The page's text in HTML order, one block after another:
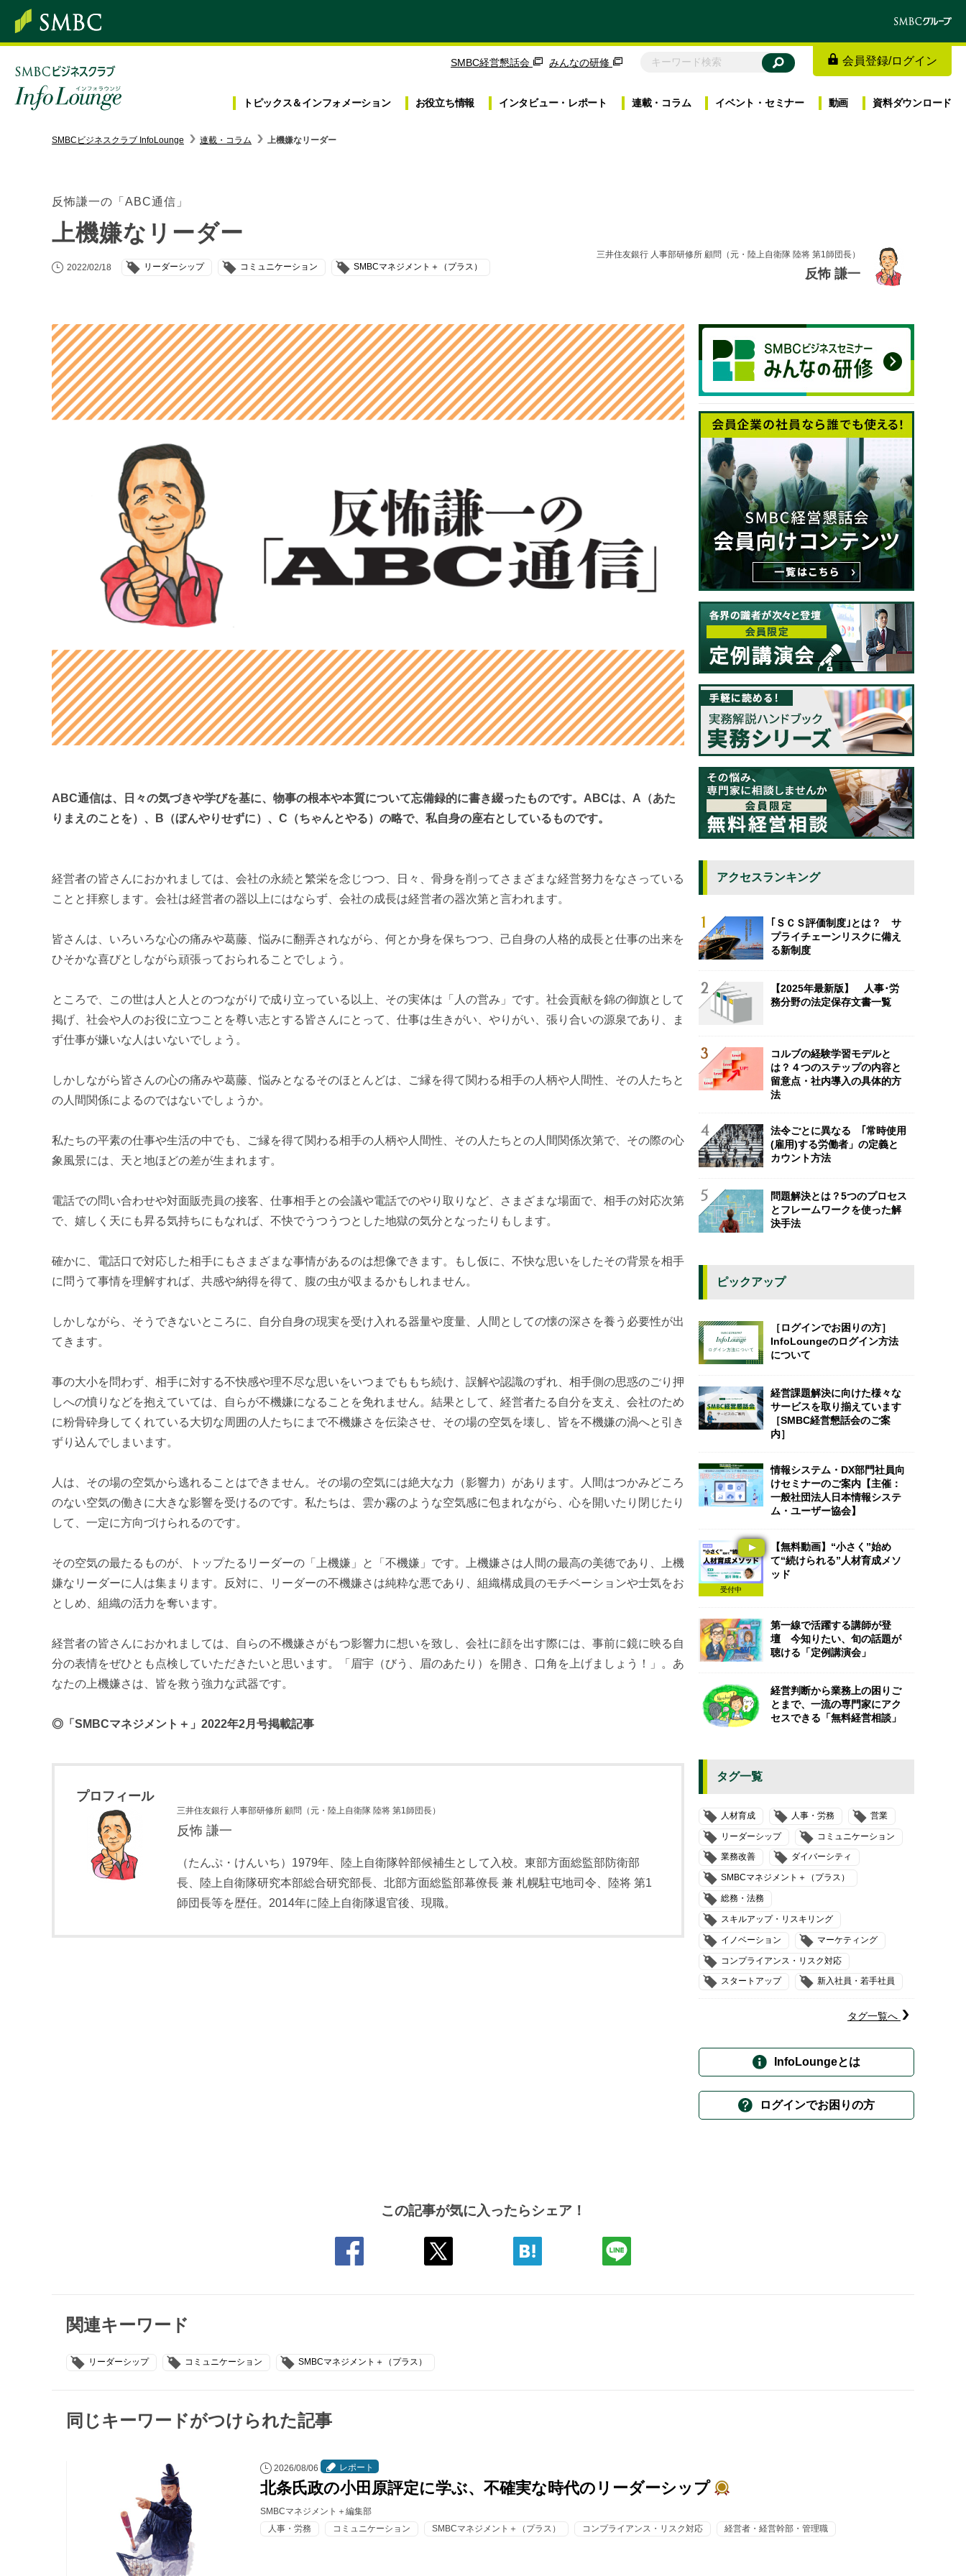
SMBC経営懇話会 みんなの研修 会員登録/ログイン
トピックス＆インフォメーション お役立ち情報 インタビュー・ レポート 連載・ コラム イベント・ セミナー 動画 資料ダウンロード
トピックス＆インフォメーション
連載・コラム
イベント・セミナー
本サイトのご利用にあたって
SMBCビジネスクラブ InfoLounge 連載・コラム 上機嫌なリーダー
反怖謙一の「ABC通信」
上機嫌なリーダー
2022/02/18 リーダーシップ コミュニケーション SMBCマネジメント＋（プラス）
三井住友銀行 人事部研修所 顧問（元・陸上自衛隊 陸将 第1師団長）
反怖 謙一
ABC通信は、日々の気づきや学びを基に、物事の根本や本質について忘備録的に書き綴ったものです。ABCは、A（あた
りまえのことを）、B（ぼんやりせずに）、C（ちゃんとやる）の略で、私自身の座右としているものです。
経営者の皆さんにおかれましては、会社の永続と繁栄を念じつつ、日々、骨身を削ってさまざまな経営努力をなさっている
ことと拝察します。会社は経営者の器以上にはならず、会社の成長は経営者の器次第と言われます。
皆さんは、いろいろな心の痛みや葛藤、悩みに翻弄されながら、何とか身を保ちつつ、己自身の人格的成長と仕事の出来を
ひそかな喜びとしながら頑張っておられることでしょう。
ところで、この世は人と人とのつながりで成り立っている以上、その実体は「人の営み」です。社会貢献を錦の御旗として
掲げ、社会や人のお役に立つことを尊い志とする皆さんにとって、仕事は生きがい、やりがい、張り合いの源泉であり、ま
ず仕事が嫌いな人はいないでしょう。
しかしながら皆さんの心の痛みや葛藤、悩みとなるそのほとんどは、ご縁を得て関わる相手の人柄や人間性、その人たちと
の人間関係によるのではないでしょうか。
私たちの平素の仕事や生活の中でも、ご縁を得て関わる相手の人柄や人間性、その人たちとの人間関係次第で、その際の心
象風景には、天と地ほどの差が生まれます。
電話での問い合わせや対面販売員の接客、仕事相手との会議や電話でのやり取りなど、さまざまな場面で、相手の対応次第
で、嬉しく天にも昇る気持ちにもなれば、不快でうつうつとした地獄の気分となったりもします。
確かに、電話口で対応した相手にもさまざまな事情があるのは想像できます。もし仮に、不快な思いをしたその背景を相手
に問うて事情を理解すれば、共感や納得を得て、腹の虫が収まるかもしれません。
しかしながら、そうできないところに、自分自身の現実を受け入れる器量や度量、人間としての懐の深さを養う必要性が出
てきます。
事の大小を問わず、相手に対する不快感や理不尽な思いをいつまでももち続け、誤解や認識のずれ、相手側の思惑のごり押
しへの憤りなどを抱えていては、自らが不機嫌になることを免れません。結果として、経営者たる自分を支え、会社のため
に粉骨砕身してくれている大切な周囲の人たちにまで不機嫌さを伝染させ、その場の空気を壊し、皆を不機嫌の渦へと引き
ずり込んでしまいます。
人は、その場の空気から逃れることはできません。その場の空気には絶大な力（影響力）があります。人間はつかみどころ
のない空気の働きに大きな影響を受けるのです。私たちは、雲か霧のような空気感に包まれながら、心を開いたり閉じたり
して、一定に方向づけられるのです。
その空気の最たるものが、トップたるリーダーの「上機嫌」と「不機嫌」です。上機嫌さは人間の最高の美徳であり、上機
嫌なリーダーに人は集まります。反対に、リーダーの不機嫌さは純粋な悪であり、組織構成員のモチベーションや士気をお
としめ、組織の活力を奪います。
経営者の皆さんにおかれましては、自らの不機嫌さがもつ影響力に想いを致し、会社に顔を出す際には、事前に鏡に映る自
分の表情をぜひとも点検していただきたいと思います。「眉宇（びう、眉のあたり）を開き、口角を上げましょう！」。あ
なたの上機嫌さは、皆を救う強力な武器です。
◎「SMBCマネジメント＋」2022年2月号掲載記事
プロフィール
三井住友銀行 人事部研修所 顧問（元・陸上自衛隊 陸将 第1師団長）
反怖 謙一
（たんぷ・けんいち）1979年、陸上自衛隊幹部候補生として入校。東部方面総監部防衛部
長、陸上自衛隊研究本部総合研究部長、北部方面総監部幕僚長 兼 札幌駐屯地司令、陸将 第1
師団長等を歴任。2014年に陸上自衛隊退官後、現職。
この記事が気に入ったらシェア！
関連キーワード
リーダーシップ コミュニケーション SMBCマネジメント＋（プラス）
同じキーワードがつけられた記事
2026/08/06 レポート
北条氏政の小田原評定に学ぶ、不確実な時代のリーダーシップ
SMBCマネジメント＋編集部
人事・労務
コミュニケーション SMBCマネジメント＋（プラス） コンプライアンス・リスク対応 経営者・経営幹部・管理職
アクセスランキング
｢ＳＣＳ評価制度｣とは？ サ
プライチェーンリスクに備え
る新制度
【2025年最新版】 人事･労
務分野の法定保存文書一覧
コルブの経験学習モデルと
は？４つのステップの内容と
留意点・社内導入の具体的方
法
法令ごとに異なる ｢常時使用
(雇用)する労働者」の定義と
カウント方法
問題解決とは？5つのプロセス
とフレームワークを使った解
決手法
ピックアップ
［ログインでお困りの方］
InfoLoungeのログイン方法
について
経営課題解決に向けた様々な
サービスを取り揃えています
［SMBC経営懇話会のご案
内］
情報システム・DX部門社員向
けセミナーのご案内【主催：
一般社団法人日本情報システ
ム・ユーザー協会】
受付中
【無料動画】“小さく”始め
て“続けられる”人材育成メソ
ッド
第一線で活躍する講師が登
壇 今知りたい、旬の話題が
聴ける「定例講演会」
経営判断から業務上の困りご
とまで、一流の専門家にアク
セスできる「無料経営相談」
タグ一覧
人材育成 人事・労務 営業
リーダーシップ コミュニケーション
業務改善 ダイバーシティ
SMBCマネジメント＋（プラス）
総務・法務
スキルアップ・リスキリング
イノベーション マーケティング
コンプライアンス・リスク対応
スタートアップ 新入社員・若手社員
タグ一覧へ
InfoLoungeとは
ログインでお困りの方